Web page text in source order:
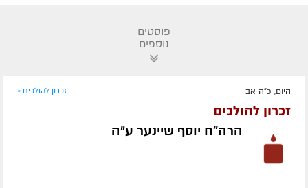
פוסטים
נוספים
היום, כ"ה אב זכרון להולכים »
זכרון להולכים
הרה"ח יוסף שיינער ע״ה